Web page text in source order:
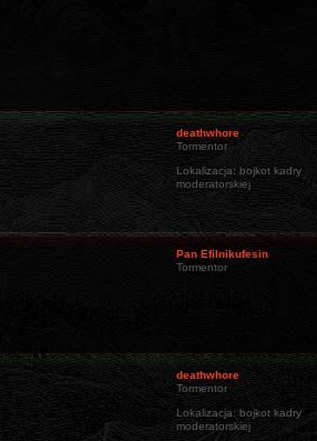
deathwhore
Tormentor
Lokalizacja: bojkot kadry
moderatorskiej
Pan Efilnikufesin
Tormentor
deathwhore
Tormentor
Lokalizacja: bojkot kadry
moderatorskiej